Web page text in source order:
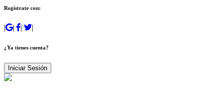
Regístrate con:
| | | |
¿Ya tienes cuenta?
Iniciar Sesión